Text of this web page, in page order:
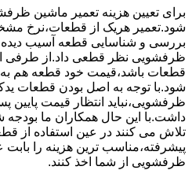
برای تعیین هزینه تعمیر ماشین
شود.تعمیر هریک از قطعات،نرخ
بررسی و شناسایی قطعه آسیب
ظرفشویی نظر قطعی داد.از طرفی
قطعات باشد،قیمت خود قطعه هم به
شود.با توجه به اصل بودن قطعات
ظرفشویی،نباید انتظار قیمت پایین
داشت.با این حال همکاران ما بودجه
تلاش می کنند در عین استفاده از
پیشرفته،مناسب ترین هزینه را
ظرفشویی از شما اخذ کنند.